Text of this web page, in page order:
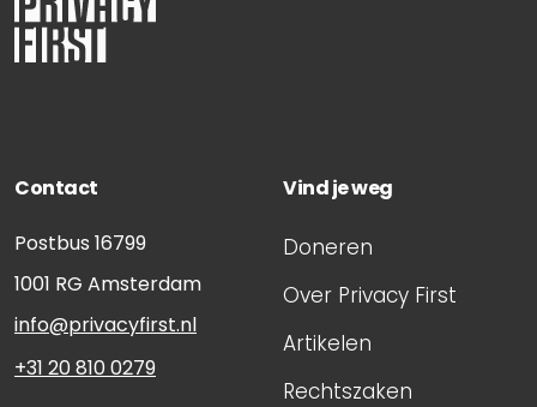
Contact
Postbus 16799
1001 RG Amsterdam
info@privacyfirst.nl
+31 20 810 0279
Vind je weg
Doneren
Over Privacy First
Artikelen
Rechtszaken